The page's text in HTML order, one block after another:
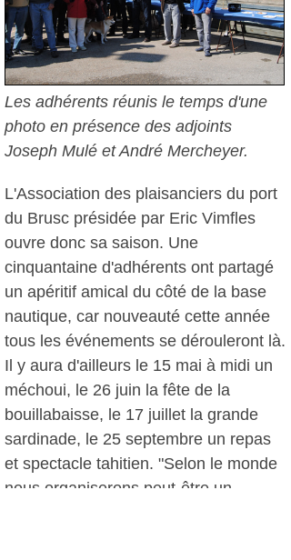
Les adhérents réunis le temps d'une
photo en présence des adjoints
Joseph Mulé et André Mercheyer.
L'Association des plaisanciers du port
du Brusc présidée par Eric Vimfles
ouvre donc sa saison. Une
cinquantaine d'adhérents ont partagé
un apéritif amical du côté de la base
nautique, car nouveauté cette année
tous les événements se dérouleront là.
Il y aura d'ailleurs le 15 mai à midi un
méchoui, le 26 juin la fête de la
bouillabaisse, le 17 juillet la grande
sardinade, le 25 septembre un repas
et spectacle tahitien. "Selon le monde
nous organiserons peut-être un